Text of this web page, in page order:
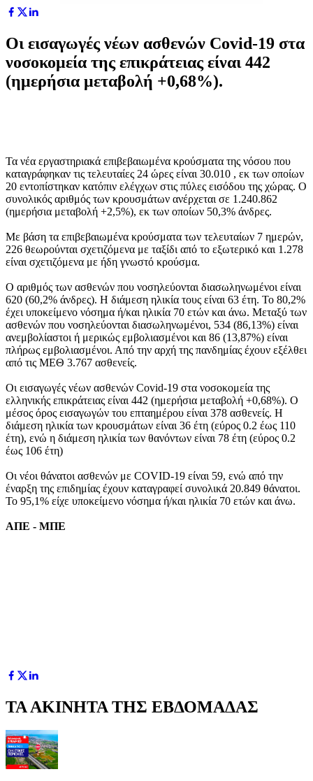
Οι εισαγωγές νέων ασθενών Covid-19 στα
νοσοκομεία της επικράτειας είναι 442
(ημερήσια μεταβολή +0,68%).
Τα νέα εργαστηριακά επιβεβαιωμένα κρούσματα της νόσου που
καταγράφηκαν τις τελευταίες 24 ώρες είναι 30.010 , εκ των οποίων
20 εντοπίστηκαν κατόπιν ελέγχων στις πύλες εισόδου της χώρας. Ο
συνολικός αριθμός των κρουσμάτων ανέρχεται σε 1.240.862
(ημερήσια μεταβολή +2,5%), εκ των οποίων 50,3% άνδρες.
Με βάση τα επιβεβαιωμένα κρούσματα των τελευταίων 7 ημερών,
226 θεωρούνται σχετιζόμενα με ταξίδι από το εξωτερικό και 1.278
είναι σχετιζόμενα με ήδη γνωστό κρούσμα.
Ο αριθμός των ασθενών που νοσηλεύονται διασωληνωμένοι είναι
620 (60,2% άνδρες). Η διάμεση ηλικία τους είναι 63 έτη. To 80,2%
έχει υποκείμενο νόσημα ή/και ηλικία 70 ετών και άνω. Μεταξύ των
ασθενών που νοσηλεύονται διασωληνωμένοι, 534 (86,13%) είναι
ανεμβολίαστοι ή μερικώς εμβολιασμένοι και 86 (13,87%) είναι
πλήρως εμβολιασμένοι. Από την αρχή της πανδημίας έχουν εξέλθει
από τις ΜΕΘ 3.767 ασθενείς.
Οι εισαγωγές νέων ασθενών Covid-19 στα νοσοκομεία της
ελληνικής επικράτειας είναι 442 (ημερήσια μεταβολή +0,68%). Ο
μέσος όρος εισαγωγών του επταημέρου είναι 378 ασθενείς. Η
διάμεση ηλικία των κρουσμάτων είναι 36 έτη (εύρος 0.2 έως 110
έτη), ενώ η διάμεση ηλικία των θανόντων είναι 78 έτη (εύρος 0.2
έως 106 έτη)
Οι νέοι θάνατοι ασθενών με COVID-19 είναι 59, ενώ από την
έναρξη της επιδημίας έχουν καταγραφεί συνολικά 20.849 θάνατοι.
Το 95,1% είχε υποκείμενο νόσημα ή/και ηλικία 70 ετών και άνω.
AΠΕ - ΜΠΕ
ΤΑ ΑΚΙΝΗΤΑ ΤΗΣ ΕΒΔΟΜΑΔΑΣ